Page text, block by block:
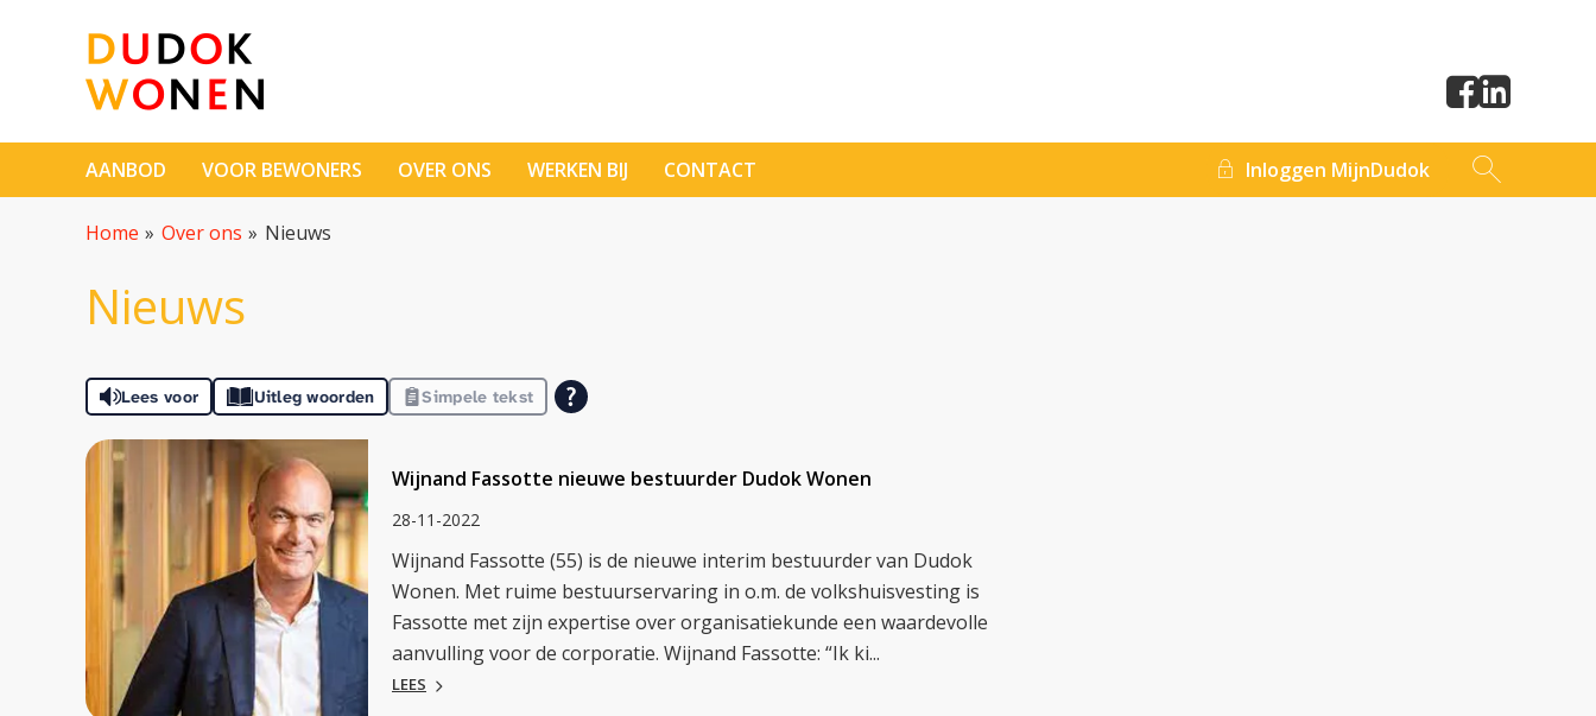
Naar hoofdinhoud
Naar hoofdnavigatiemenu
Naar zoeken
Naar de homepage
Inloggen MijnDudok
AANBOD VOOR BEWONERS OVER ONS WERKEN BIJ CONTACT
Home Over ons Nieuws
Nieuws
Lees voor Uitleg woorden Simpele tekst
Wijnand Fassotte nieuwe bestuurder Dudok Wonen
28-11-2022
Wijnand Fassotte (55) is de nieuwe interim bestuurder van Dudok
Wonen. Met ruime bestuurservaring in o.m. de volkshuisvesting is
Fassotte met zijn expertise over organisatiekunde een waardevolle
aanvulling voor de corporatie. Wijnand Fassotte: “Ik ki...
LEES